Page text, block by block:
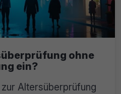
ohne
ein?
Altersüberprüfung